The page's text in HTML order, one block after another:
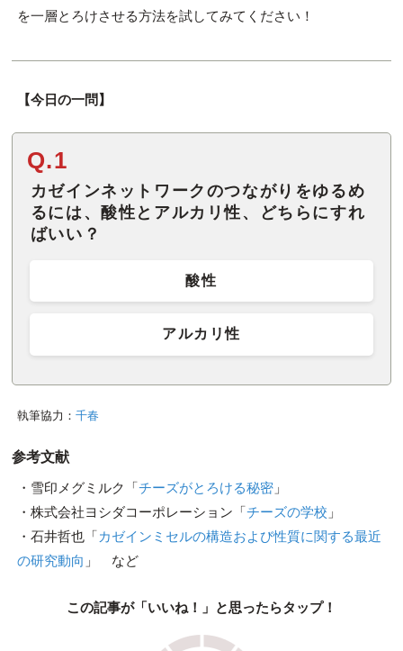
を一層とろけさせる方法を試してみてください！
【今日の一問】
Q.1
カゼインネットワークのつながりをゆるめ
るには、酸性とアルカリ性、どちらにすれ
ばいい？
酸性
アルカリ性
執筆協力： 千春
参考文献
・雪印メグミルク「チーズがとろける秘密」
・株式会社ヨシダコーポレーション「チーズの学校 」
・石井哲也「カゼインミセルの構造および性質に関する最近
の研究動向 」 など
この記事が「いいね！」と思ったらタップ！